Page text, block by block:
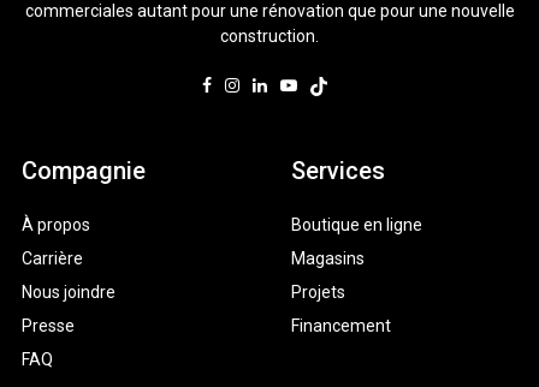
commerciales autant pour une rénovation que pour une nouvelle
construction.
Compagnie
À propos
Carrière
Nous joindre
Presse
FAQ
Services
Boutique en ligne
Magasins
Projets
Financement